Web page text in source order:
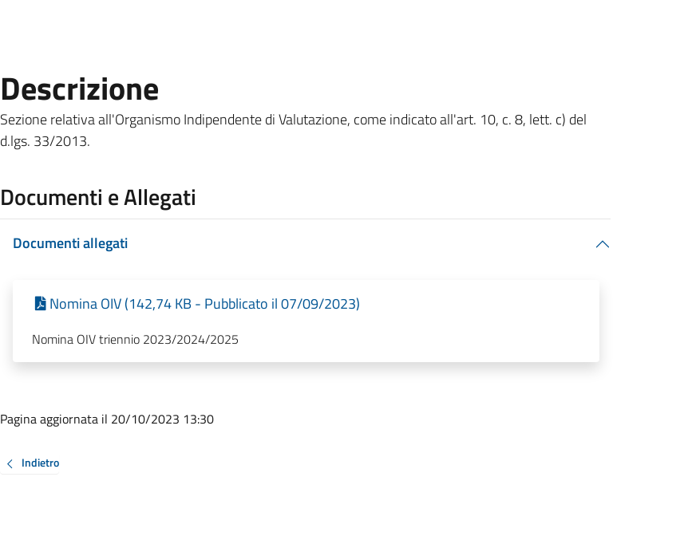
Descrizione
Sezione relativa all'Organismo Indipendente di Valutazione, come indicato all'art. 10, c. 8, lett. c) del
d.lgs. 33/2013.
Documenti e Allegati
Documenti allegati
Nomina OIV (142,74 KB - Pubblicato il 07/09/2023)
Nomina OIV triennio 2023/2024/2025
Pagina aggiornata il 20/10/2023 13:30
Indietro